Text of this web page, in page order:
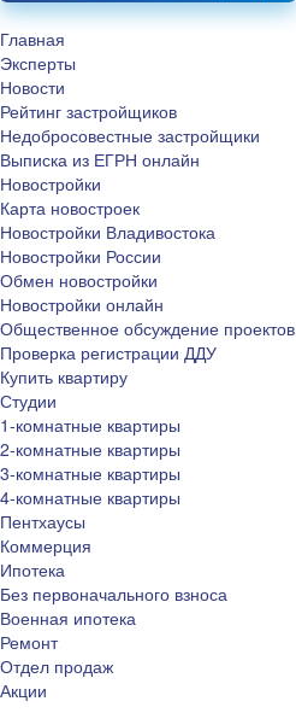
Главная
Эксперты
Новости
Рейтинг застройщиков
Недобросовестные застройщики
Выписка из ЕГРН онлайн
Новостройки
Карта новостроек
Новостройки Владивостока
Новостройки России
Обмен новостройки
Новостройки онлайн
Общественное обсуждение проектов
Проверка регистрации ДДУ
Купить квартиру
Студии
1-комнатные квартиры
2-комнатные квартиры
3-комнатные квартиры
4-комнатные квартиры
Пентхаусы
Коммерция
Ипотека
Без первоначального взноса
Военная ипотека
Ремонт
Отдел продаж
Акции